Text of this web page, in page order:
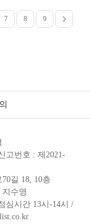
7 8 9
고번호 : 제2021-
길 18, 10층
수영
심시간 13시-14시 /